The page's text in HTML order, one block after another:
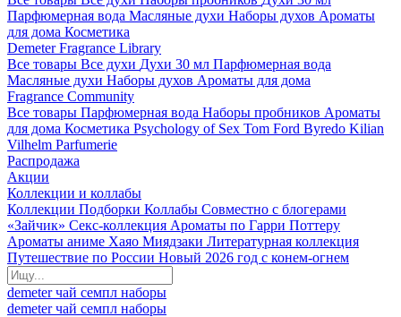
Парфюмерная вода Масляные духи Наборы духов Ароматы
для дома Косметика
Demeter Fragrance Library
Все товары Все духи Духи 30 мл Парфюмерная вода
Масляные духи Наборы духов Ароматы для дома
Fragrance Community
Все товары Парфюмерная вода Наборы пробников Ароматы
для дома Косметика Psychology of Sex Tom Ford Byredo Kilian
Vilhelm Parfumerie
Распродажа
Акции
Коллекции и коллабы
Коллекции Подборки Коллабы Совместно с блогерами
«Зайчик» Секс-коллекция Ароматы по Гарри Поттеру
Ароматы аниме Хаяо Миядзаки Литературная коллекция
Путешествие по России Новый 2026 год с конем-огнем
demeterчай семпл наборы
demeterчай семпл наборы